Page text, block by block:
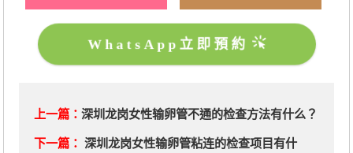
WhatsApp立即預約
上一篇： 深圳龙岗女性输卵管不通的检查方法有什么？
下一篇： 深圳龙岗女性输卵管粘连的检查项目有什